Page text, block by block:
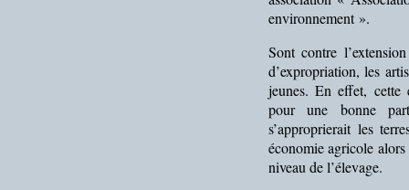
environnement ».
Sont contre
d’expropriation, les
jeunes. En effet, cette
pour une bonne
s’approprierait les
économie agricole
niveau de l’élevage.